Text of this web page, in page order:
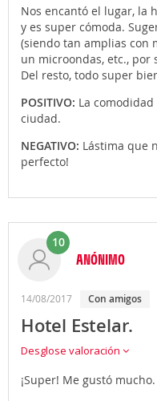
Nos encantó el lugar, la
y es super cómoda.
(siendo tan amplias con
un microondas, etc., por
Del resto, todo super
POSITIVO: La
ciudad.
NEGATIVO: Lástima que
perfecto!
10
ANÓNIMO
14/08/2017 con amigos
Hotel Estelar.
Desglose valoración
¡Super! Me gustó